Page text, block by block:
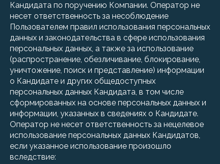
Кандидата по поручению Компании. Оператор не
несет ответственность за несоблюдение
Пользователем правил использования персональных
данных и законодательства в сфере использования
персональных данных, а также за использование
(распространение, обезличивание, блокирование,
уничтожение, поиск и представление) информации
о Кандидате и других общедоступных
персональных данных Кандидата, в том числе
сформированных на основе персональных данных и
информации, указанных в сведениях о Кандидате.
Оператор не несет ответственность за нецелевое
использование персональных данных Кандидатов,
если указанное использование произошло
вследствие: